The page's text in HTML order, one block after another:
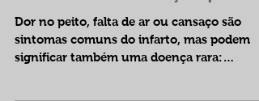
síndrome do coração
Dor no peito, falta de ar ou cansaço são
sintomas comuns do infarto, mas podem